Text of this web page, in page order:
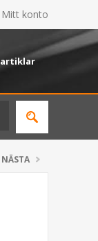
Mitt konto
artiklar
NÄSTA